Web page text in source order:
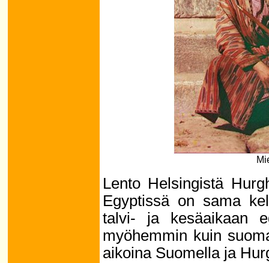
Lento Helsingistä
Egyptissä on sama
talvi- ja kesäaikaan
myöhemmin kuin
aikoina Suomella ja